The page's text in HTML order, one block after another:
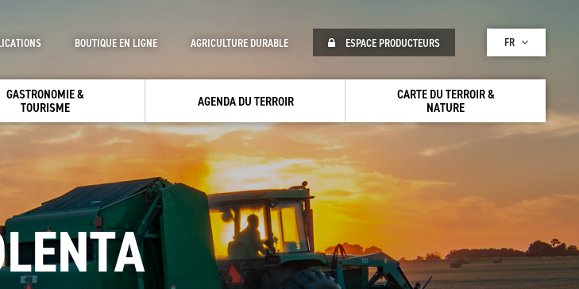
GASTRONOMIE &
TOURISME
AGENDA DU TERROIR
CARTE DU TERROIR &
NATURE
BOUTIQUE EN LIGNE AGRICULTURE DURABLE ESPACE PRODUCTEURS FR